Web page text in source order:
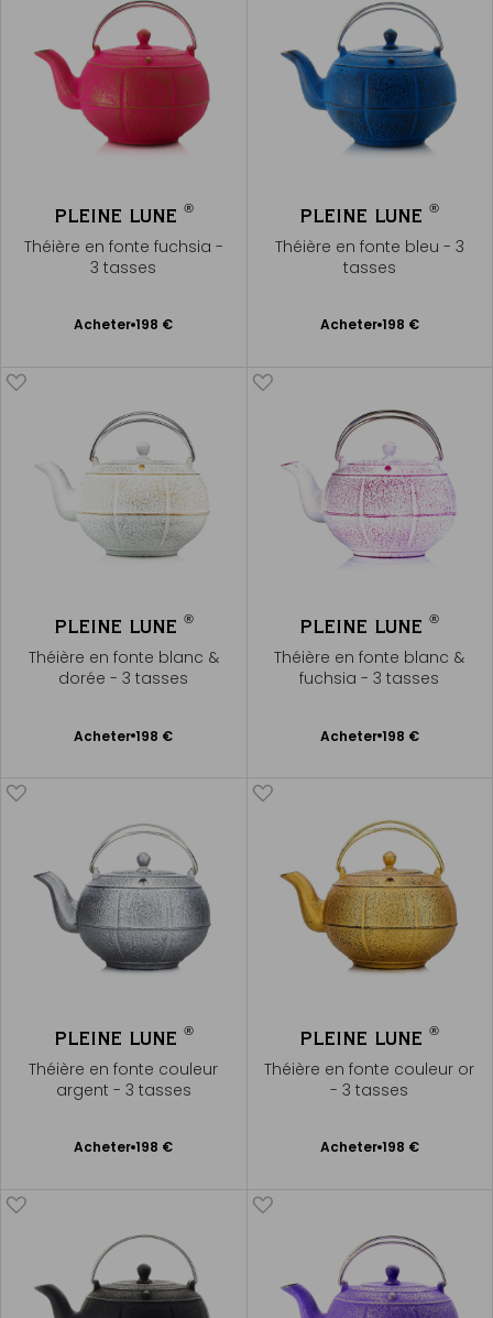
PLEINE LUNE ®
Théière en fonte fuchsia -
3 tasses
Acheter 198 €
Ajouter
PLEINE LUNE®
Théière en fonte bleu - 3
tasses
Acheter 198 €
Ajouter
PLEINE LUNE ®
Théière en fonte blanc &
dorée - 3 tasses
Acheter 198 €
Ajouter
PLEINE LUNE®
Théière en fonte blanc &
fuchsia - 3 tasses
Acheter 198 €
Ajouter
PLEINE LUNE ®
Théière en fonte couleur
argent - 3 tasses
Acheter 198 €
Ajouter
PLEINE LUNE®
Théière en fonte couleur or
- 3 tasses
Acheter 198 €
Ajouter